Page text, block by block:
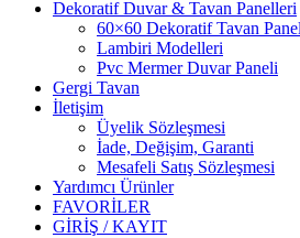
Dekoratif Duvar & Tavan Panelleri
60×60 Dekoratif Tavan
Lambiri Modelleri
Pvc Mermer Duvar Paneli
Gergi Tavan
İletişim
Üyelik Sözleşmesi
İade, Değişim, Garanti
Mesafeli Satış Sözleşmesi
Yardımcı Ürünler
FAVORİLER
GİRİŞ / KAYIT